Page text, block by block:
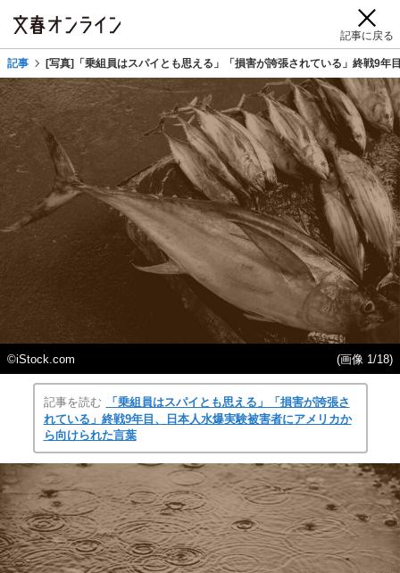
記事に戻る
記事 [写真]「乗組員はスパイとも思える」「損害が誇張されている」終戦9年
©iStock.com (画像 1/18)
記事を読む
「乗組員はスパイとも思える」「損害が誇張さ
れている」終戦9年目、日本人水爆実験被害者にアメリカか
ら向けられた言葉